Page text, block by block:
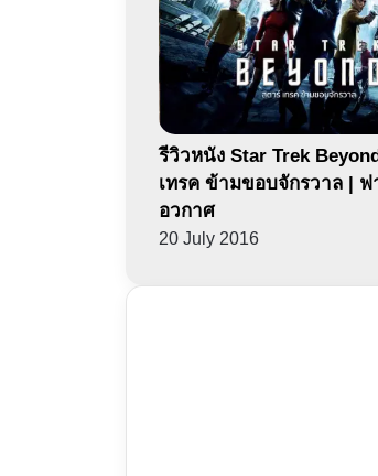
รีวิวหนัง Star Trek
เทรค ข้ามขอบจักรวาล |
อวกาศ
20 July 2016